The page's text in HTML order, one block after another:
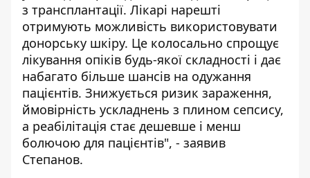
з трансплантації. Лікарі нарешті
отримують можливість використовувати
донорську шкіру. Це колосально спрощує
лікування опіків будь-якої складності і дає
набагато більше шансів на одужання
пацієнтів. Знижується ризик зараження,
ймовірність ускладнень з плином сепсису,
а реабілітація стає дешевше і менш
болючою для пацієнтів", - заявив
Степанов.